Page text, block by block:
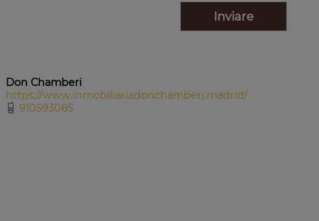
Don Chamberi
https://www.inmobiliariadonchamberi.madrid/
910593085